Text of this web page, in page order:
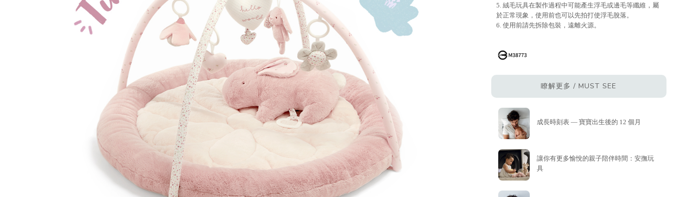
5. 絨毛玩具在製作過程中可能產生浮毛或邊毛等纖維，屬
於正常現象，使用前也可以先拍打使浮毛脫落。
6. 使用前請先拆除包裝，遠離火源。
瞭解更多 / MUST SEE
孩子的第一座遊樂場——打造理想嬰兒房
成長時刻表 — 寶寶出生後的 12 個月
讓你有更多愉悅的親子陪伴時間：安撫玩
具